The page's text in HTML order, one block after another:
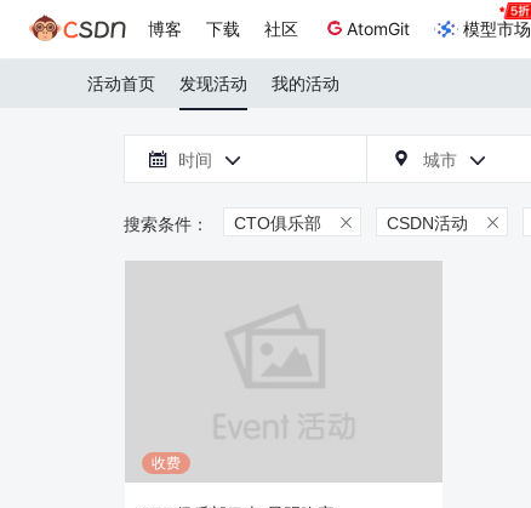
博客 下载 社区 AtomGit 模型市场
活动首页 发现活动 我的活动
 时间   城市 
CTO俱乐部  CSDN活动 
收费